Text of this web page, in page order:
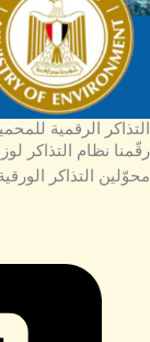
التذاكر الرقمية
رقّمنا نظام التذاكر
محوّلين التذاكر